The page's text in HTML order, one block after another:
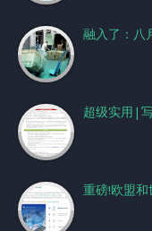
融入了：八
超级实用 |
重磅!欧盟